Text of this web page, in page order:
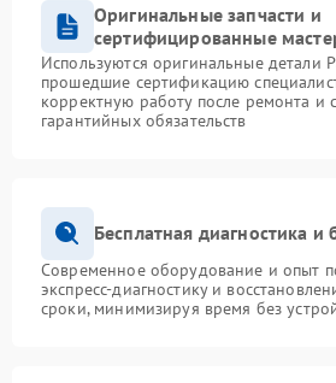
Оригинальные запчасти и
сертифицированные
Используются оригинальные детали
прошедшие сертификацию
корректную работу после ремонта и
гарантийных обязательств
Бесплатная диагностика
Современное оборудование и опыт
экспресс-диагностику и
сроки, минимизируя время без